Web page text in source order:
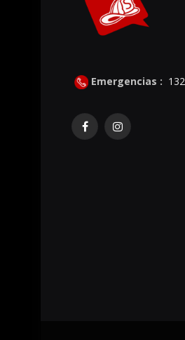
Emergencias : 132
FacebookInstagram